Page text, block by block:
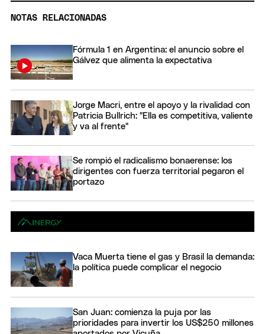
NOTAS RELACIONADAS
Fórmula 1 en Argentina: el anuncio sobre el
Gálvez que alimenta la expectativa
Jorge Macri, entre el apoyo y la rivalidad con
Patricia Bullrich: "Ella es competitiva, valiente
y va al frente"
Se rompió el radicalismo bonaerense: los
dirigentes con fuerza territorial pegaron el
portazo
Vaca Muerta tiene el gas y Brasil la demanda:
la política puede complicar el negocio
San Juan: comienza la puja por las
prioridades para invertir los US$250 millones